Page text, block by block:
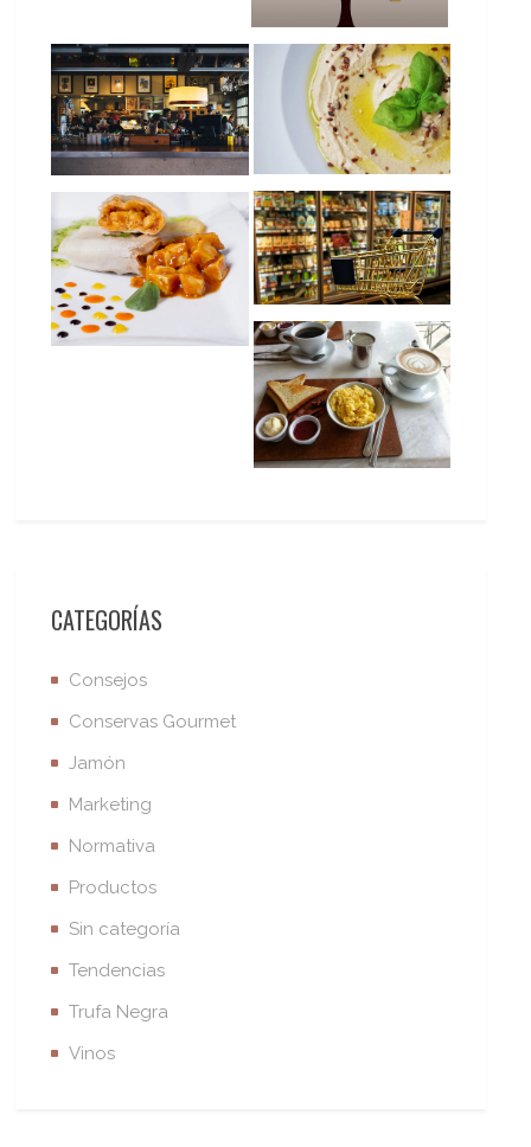
CATEGORÍAS
Consejos
Conservas Gourmet
Jamón
Marketing
Normativa
Productos
Sin categoría
Tendencias
Trufa Negra
Vinos